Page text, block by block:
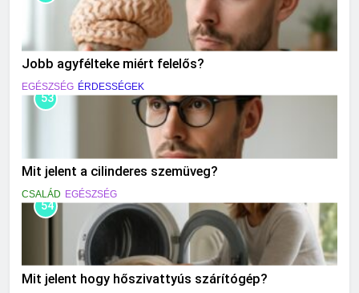
Jobb agyfélteke miért felelős?
EGÉSZSÉG ÉRDESSÉGEK
53
Mit jelent a cilinderes szemüveg?
CSALÁD EGÉSZSÉG
54
Mit jelent hogy hőszivattyús szárítógép?